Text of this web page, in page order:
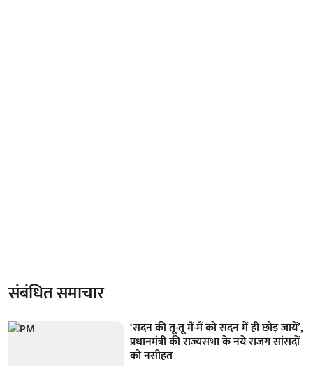
संबंधित समाचार
‘सदन की तू-तू मैं-मैं को सदन में ही छोड़ जायें’,
प्रधानमंत्री की राज्यसभा के नये राजग सांसदों
को नसीहत